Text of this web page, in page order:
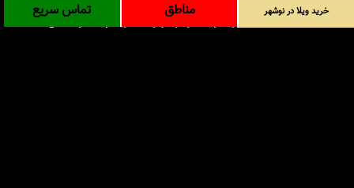
املاک ساحل
خرید ویلا در نوشهر
خرید ویلا در شمال
خرید ویلا در نوشهر مناطق تماس سریع